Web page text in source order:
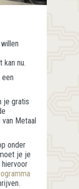
kan nu.
je gratis
Metaal
onder
je je
hiervoor